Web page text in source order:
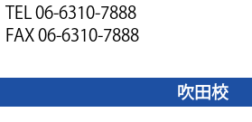
TEL 06-6310-7888
FAX 06-6310-7888
吹田校